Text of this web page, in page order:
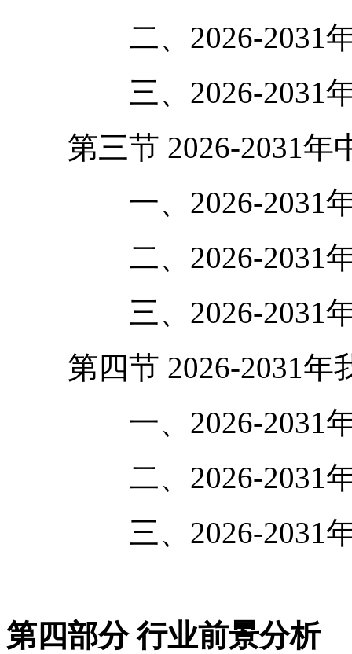
二、2026-2031年蹲
三、2026-2031年蹲
第三节 2026-2031年
一、2026-2031年中
二、2026-2031年中
三、2026-2031年中
第四节 2026-2031年
一、2026-2031年我
二、2026-2031年我
三、2026-2031年我
第四部分 行业前景分析